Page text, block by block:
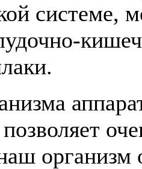
системе,
организм